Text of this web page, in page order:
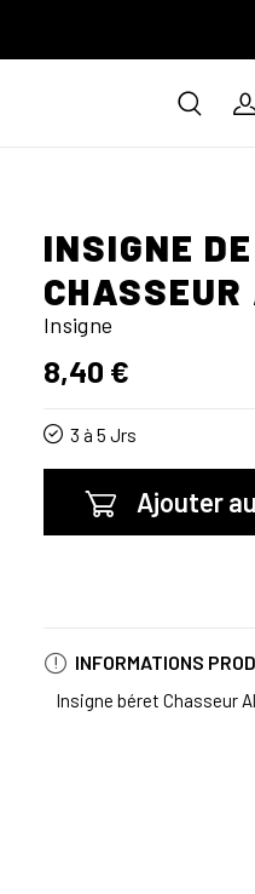
INSIGNE
Insigne
8,40 €
3 à 5 Jrs
Ajouter
INFORMATIONS
Insigne béret Chasseur